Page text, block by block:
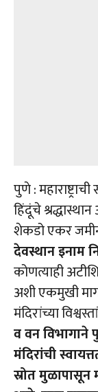
पुणे :
हिंदूंचे
शेकडो एकर
देवस्थान इनाम
कोणत्याही
अशी एकमुखी
मंदिरांच्या
व वन
मंदिरांची
स्रोत मुळापासून